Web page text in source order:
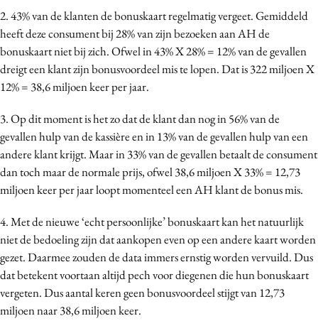
2. 43% van de klanten de bonuskaart regelmatig vergeet. Gemiddeld
heeft deze consument bij 28% van zijn bezoeken aan AH de
bonuskaart niet bij zich. Ofwel in 43% X 28% = 12% van de gevallen
dreigt een klant zijn bonusvoordeel mis te lopen. Dat is 322 miljoen X
12% = 38,6 miljoen keer per jaar.
3. Op dit moment is het zo dat de klant dan nog in 56% van de
gevallen hulp van de kassière en in 13% van de gevallen hulp van een
andere klant krijgt. Maar in 33% van de gevallen betaalt de consument
dan toch maar de normale prijs, ofwel 38,6 miljoen X 33% = 12,73
miljoen keer per jaar loopt momenteel een AH klant de bonus mis.
4. Met de nieuwe ‘echt persoonlijke’ bonuskaart kan het natuurlijk
niet de bedoeling zijn dat aankopen even op een andere kaart worden
gezet. Daarmee zouden de data immers ernstig worden vervuild. Dus
dat betekent voortaan altijd pech voor diegenen die hun bonuskaart
vergeten. Dus aantal keren geen bonusvoordeel stijgt van 12,73
miljoen naar 38,6 miljoen keer.